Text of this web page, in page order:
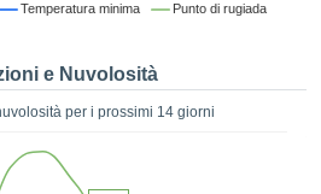
Temperatura minima Punto di rugiada
e Nuvolosità
per i prossimi 14 giorni